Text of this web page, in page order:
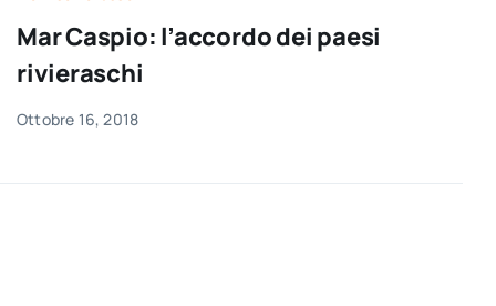
Newsletter
Mar Caspio: l’accordo dei paesi
rivieraschi
Ottobre 16, 2018